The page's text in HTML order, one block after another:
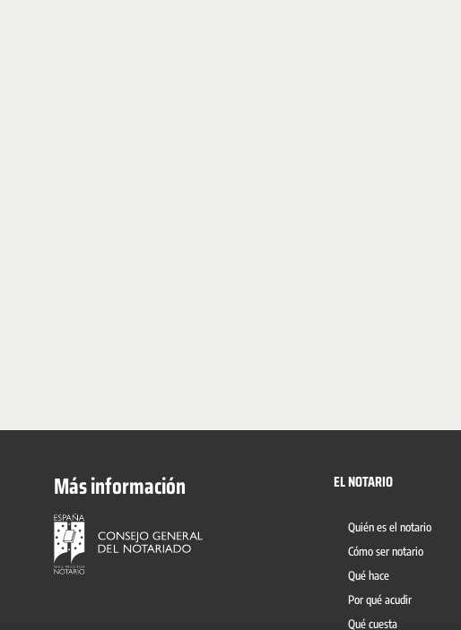
Más información EL NOTARIO
Quién es el notario
Cómo ser notario
Qué hace
Por qué acudir
Qué cuesta